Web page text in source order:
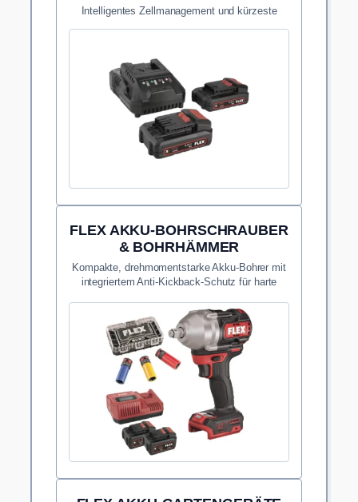
Intelligentes Zellmanagement und kürzeste
FLEX AKKU-BOHRSCHRAUBER
& BOHRHÄMMER
Kompakte, drehmomentstarke Akku-Bohrer mit
integriertem Anti-Kickback-Schutz für harte